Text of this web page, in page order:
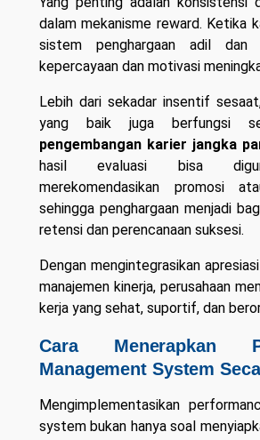
dalam mekanisme reward. Ketika
sistem penghargaan adil dan
kepercayaan dan motivasi
Lebih dari sekadar insentif
yang baik juga berfungsi
pengembangan karier jangka
hasil evaluasi bisa
merekomendasikan promosi
sehingga penghargaan menjadi
retensi dan perencanaan suksesi.
Dengan mengintegrasikan
manajemen kinerja, perusahaan
kerja yang sehat, suportif, dan
Cara Menerapkan
Management System
Mengimplementasikan
system bukan hanya soal